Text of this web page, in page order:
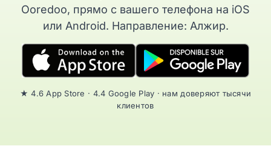
Ooredoo, прямо с вашего телефона на iOS
или Android. Направление: Алжир.
★ 4.6 App Store · 4.4 Google Play · нам доверяют тысячи
клиентов